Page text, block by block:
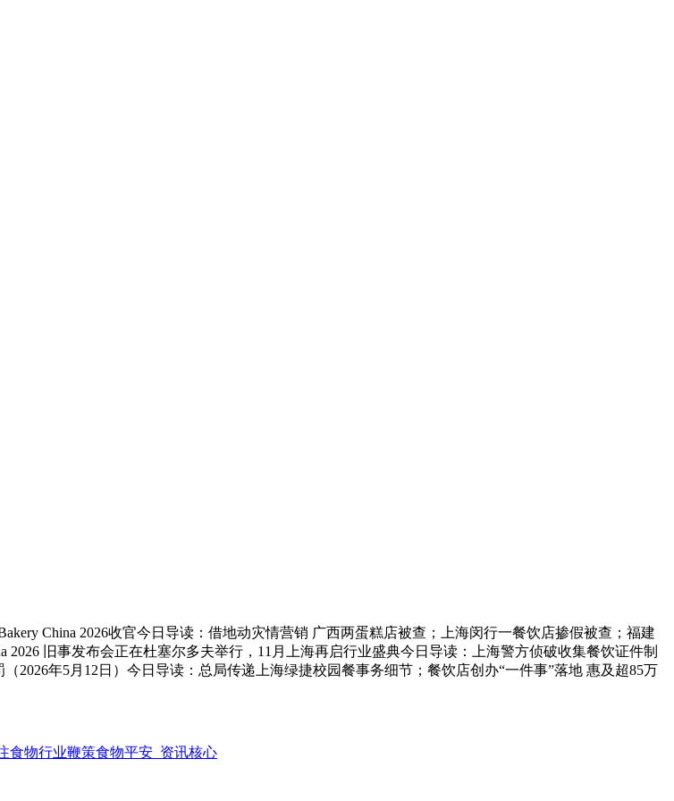
China 2026收官今日导读：借地动灾情营销 广西两蛋糕店被查；上海闵行一餐饮店掺假被查；福建
2026 旧事发布会正在杜塞尔多夫举行，11月上海再启行业盛典今日导读：上海警方侦破收集餐饮证件制
2026年5月12日）今日导读：总局传递上海绿捷校园餐事务细节；餐饮店创办“一件事”落地 惠及超85万
食物行业鞭策食物平安_资讯核心